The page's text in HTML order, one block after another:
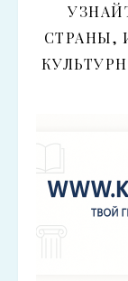
СТРАНЫ,